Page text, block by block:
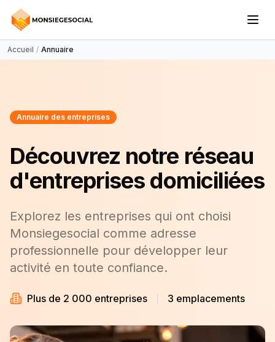
Accueil / Annuaire
Annuaire des entreprises
Découvrez notre réseau
d'entreprises domiciliées
Explorez les entreprises qui ont choisi
Monsiegesocial comme adresse
professionnelle pour développer leur
activité en toute confiance.
Plus de 2 000 entreprises 3 emplacements